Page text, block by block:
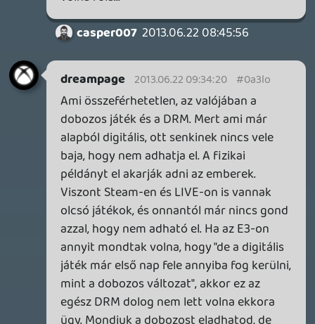
dreampage 2013.06.21 19:43:35
Ez a kovepcio tokeletes lenne, ha full digit
lenne. De meg nem tartunk itt.
dreampage 2013.06.21 19:43:35
dreampage 2013.06.21 19:43:35
Sok érdekesség elhangzott. Azért én
kíváncsi lettem volna, hosszú távon mit
jelent, hogy működik az eredeti terv, de
nem aggódom amiatt, hogy ezt sosem
fogjuk látni. Az ipar errefelé halad, és talán
most még nincs itt az ideje, nagy az
ellenállás, de ez az eredeti koncepció, a
digitális terjesztés és a többi valamilyen
formában a jövőben meg fog valósulni.
Nemcsak Xboxon, mindenhol. Jó volt azért
hallani, hogy erről a témáról normálisan is
lehet beszélgetni.